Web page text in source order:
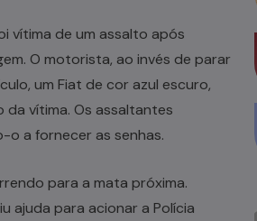
vítima de um assalto após
O motorista, ao invés de parar
um Fiat de cor azul escuro,
da vítima. Os assaltantes
o a fornecer as senhas.
para a mata próxima.
ajuda para acionar a Polícia